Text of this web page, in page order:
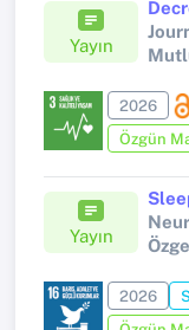
Yayın
2026
Özgün
Yayın
2026